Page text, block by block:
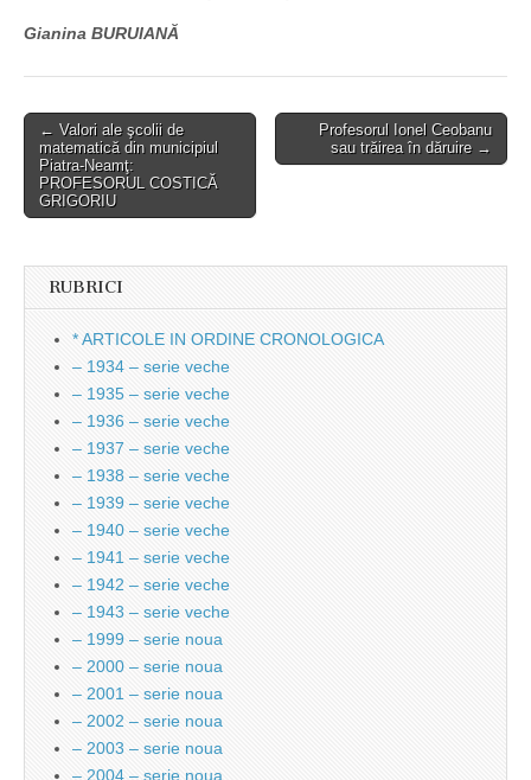
Gianina BURUIANĂ
Post
navigation
← Valori ale şcolii de
matematică din municipiul
Piatra-Neamţ:
PROFESORUL COSTICĂ
GRIGORIU
Profesorul Ionel Ceobanu
sau trăirea în dăruire →
RUBRICI
* ARTICOLE IN ORDINE CRONOLOGICA
– 1934 – serie veche
– 1935 – serie veche
– 1936 – serie veche
– 1937 – serie veche
– 1938 – serie veche
– 1939 – serie veche
– 1940 – serie veche
– 1941 – serie veche
– 1942 – serie veche
– 1943 – serie veche
– 1999 – serie noua
– 2000 – serie noua
– 2001 – serie noua
– 2002 – serie noua
– 2003 – serie noua
– 2004 – serie noua